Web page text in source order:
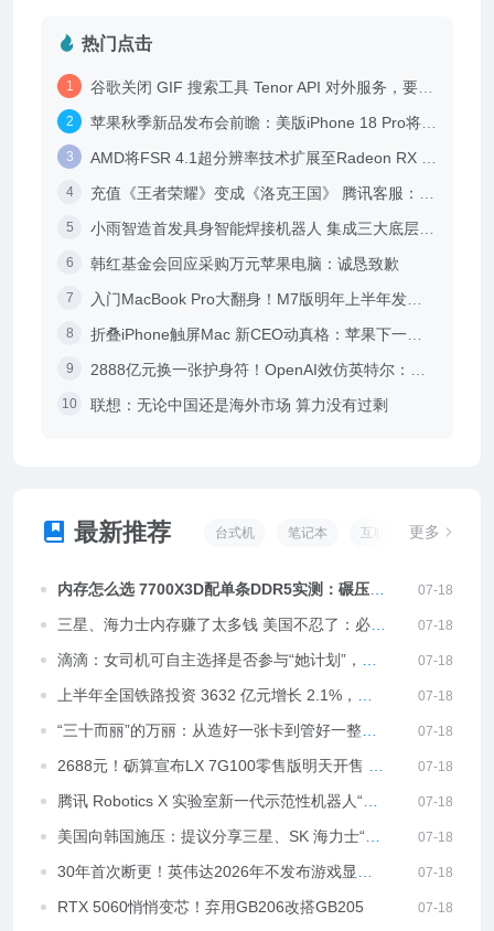
热门点击
谷歌关闭 GIF 搜索工具 Tenor API 对外服务，要求第三方平台另寻出路
苹果秋季新品发布会前瞻：美版iPhone 18 Pro将使用高通基带 支持毫米波频段
AMD将FSR 4.1超分辨率技术扩展至Radeon RX 7000系列显卡，Adrenalin Edition 26.6.2驱动同步发布
充值《王者荣耀》变成《洛克王国》 腾讯客服：临时界面bug 团队在优化稳定
小雨智造首发具身智能焊接机器人 集成三大底层技术起售价16.98万
韩红基金会回应采购万元苹果电脑：诚恳致歉
入门MacBook Pro大翻身！M7版明年上半年发：Ultra同款设计
折叠iPhone触屏Mac 新CEO动真格：苹果下一步棋怎么走
2888亿元换一张护身符！OpenAI效仿英特尔：把5%股份送给特朗普
联想：无论中国还是海外市场 算力没有过剩
最新推荐 更多
台式机 笔记本 互联网 云计算
内存怎么选 7700X3D配单条DDR5实测：碾压
5800X3D配双条DDR4！
07-18
三星、海力士内存赚了太多钱 美国不忍了：必须
分享给美国
07-18
滴滴：女司机可自主选择是否参与“她计划”，拒
单管理规则和平台全量司机一致
07-18
上半年全国铁路投资 3632 亿元增长 2.1%，西
安至十堰高铁等新线开通
07-18
“三十而丽”的万丽：从造好一张卡到管好一整台
PC
07-18
2688元！砺算宣布LX 7G100零售版明天开售 多
数网友选择观望
07-18
腾讯 Robotics X 实验室新一代示范性机器人“小
六”首次公开亮相，系“小五”迭代之作
07-18
美国向韩国施压：提议分享三星、SK 海力士“超
额利润”，主张“美企大量采购应获分成”
07-18
30年首次断更！英伟达2026年不发布游戏显
卡：AMD迎捡漏良机
07-18
RTX 5060悄悄变芯！弃用GB206改搭GB205 07-18